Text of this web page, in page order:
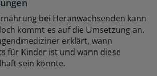
bei Heranwachsenden kann
kommt es auf die Umsetzung an.
erklärt, wann
für Kinder ist und wann diese
sein könnte.